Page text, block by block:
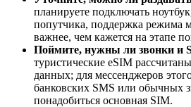
планируете подключать
попутчика, поддержка режима
важнее, чем кажется на этапе
Поймите, нужны ли звонки и
туристические eSIM
данных; для мессенджеров
банковских SMS или обычных
понадобиться основная SIM.